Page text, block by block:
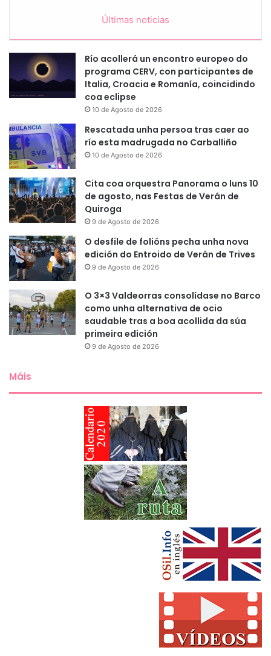
Últimas noticias
Río acollerá un encontro europeo do
programa CERV, con participantes de
Italia, Croacia e Romanía, coincidindo
coa eclipse
10 de Agosto de 2026
Rescatada unha persoa tras caer ao
río esta madrugada no Carballiño
10 de Agosto de 2026
Cita coa orquestra Panorama o luns 10
de agosto, nas Festas de Verán de
Quiroga
9 de Agosto de 2026
O desfile de folións pecha unha nova
edición do Entroido de Verán de Trives
9 de Agosto de 2026
O 3×3 Valdeorras consolídase no Barco
como unha alternativa de ocio
saudable tras a boa acollida da súa
primeira edición
9 de Agosto de 2026
Máis